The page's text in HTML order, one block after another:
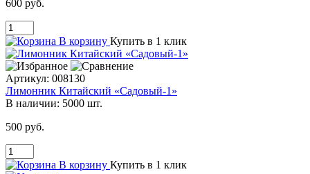
600 руб.
В корзину Купить в 1 клик
Артикул: 008130
Лимонник Китайский «Садовый-1»
В наличии: 5000 шт.
500 руб.
В корзину Купить в 1 клик